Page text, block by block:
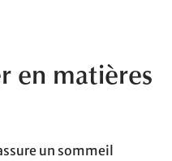
en matières
un sommeil